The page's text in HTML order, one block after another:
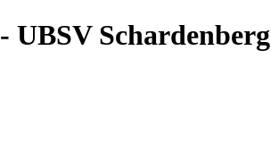
UBSV Schardenberg